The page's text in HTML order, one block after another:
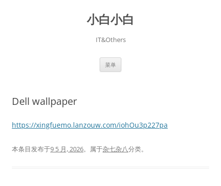
小白小白
IT&Others
菜单
Dell wallpaper
https://xingfuemo.lanzouw.com/iohOu3p227pa
本条目发布于9 5 月, 2026。属于杂七杂八分类。